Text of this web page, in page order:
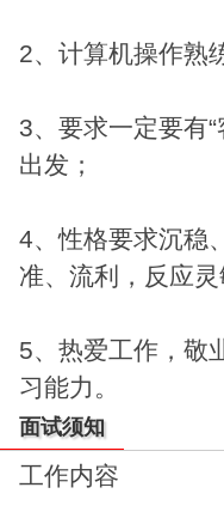
2、计算机操作熟
3、要求一定要有
出发；
4、性格要求沉稳
准、流利，反应灵
5、热爱工作，敬
习能力。
面试须知
工作内容